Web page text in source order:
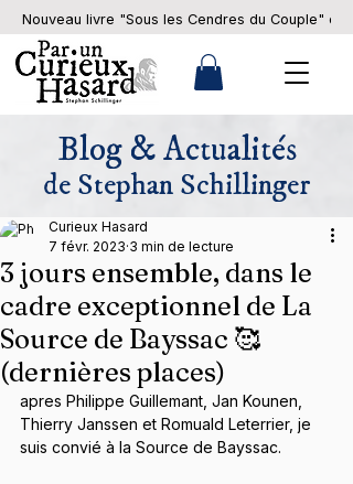
Nouveau livre "Sous les Cendres du Couple" en
Blog & Actualités
de Stephan Schillinger
3 jours ensemble, dans le
cadre exceptionnel de La
Source de Bayssac 🥰
(dernières places)
Curieux Hasard
7 févr. 2023 3 min de lecture
apres Philippe Guillemant, Jan Kounen,
Thierry Janssen et Romuald Leterrier, je
suis convié à la Source de Bayssac.